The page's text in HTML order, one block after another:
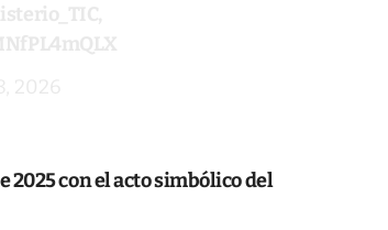
2025 con el acto simbólico del